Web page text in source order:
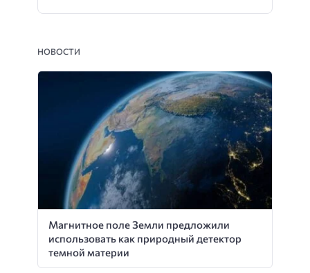
НОВОСТИ
Магнитное поле Земли предложили
использовать как природный детектор
темной материи